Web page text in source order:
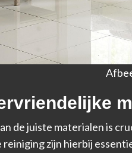
de juiste materialen is
reiniging zijn hierbij